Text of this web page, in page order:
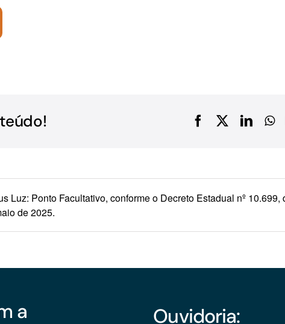
Facebook
Luz: Ponto Facultativo, conforme o Decreto Estadual nº 10.699,
de 2025.
a
Ouvidoria: